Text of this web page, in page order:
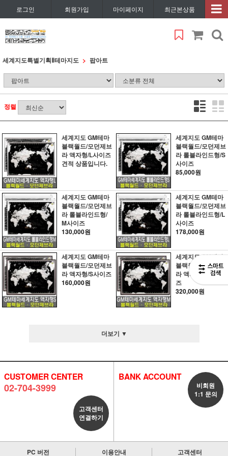
로그인 회원가입 마이페이지 최근본상품
세계지도특별기획Ⅱ테마지도 팝아트
정렬
세계지도 GM테마
블랙월드/모던제브
라 액자형/L사이즈
견적 상품입니다.
세계지도 GM테마
블랙월드/모던제브
라 롤블라인드형/S
사이즈
85,000원
세계지도 GM테마
블랙월드/모던제브
라 롤블라인드형/
M사이즈
130,000원
세계지도 GM테마
블랙월드/모던제브
라 롤블라인드형/L
사이즈
178,000원
세계지도 GM테마
블랙월드/모던제브
라 액자형/S사이즈
160,000원
세계지도 GM테마
블랙월드/모던제브
라 액자형/M사이
즈
320,000원
더보기 ▼
CUSTOMER CENTER
02-704-3999
고객센터
연결하기
BANK ACCOUNT
비회원
1:1 문의
PC 버전 이용안내 고객센터